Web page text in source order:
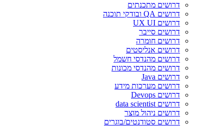
דרושים מתכנתים
דרושים QA ובודקי תוכנה
דרושים UX UI
דרושים סייבר
דרושים חומרה
דרושים אנליסטים
דרושים מהנדסי חשמל
דרושים מהנדסי מכונות
דרושים Java
דרושים מערכות מידע
דרושים Devops
דרושים data scientist
דרושים ניהול מוצר
דרושים סטודנטים/בוגרים